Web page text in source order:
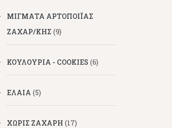
ΜΙΓΜΑΤΑ ΑΡΤΟΠΟΙΪΑΣ
ΖΑΧΑΡ/ΚΗΣ (9)
ΚΟΥΛΟΥΡΙΑ - COOKIES (6)
ΕΛΑΙΑ (5)
XΩΡΙΣ ΖΑΧΑΡΗ (17)